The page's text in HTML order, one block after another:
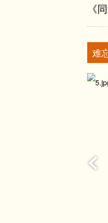
《
难